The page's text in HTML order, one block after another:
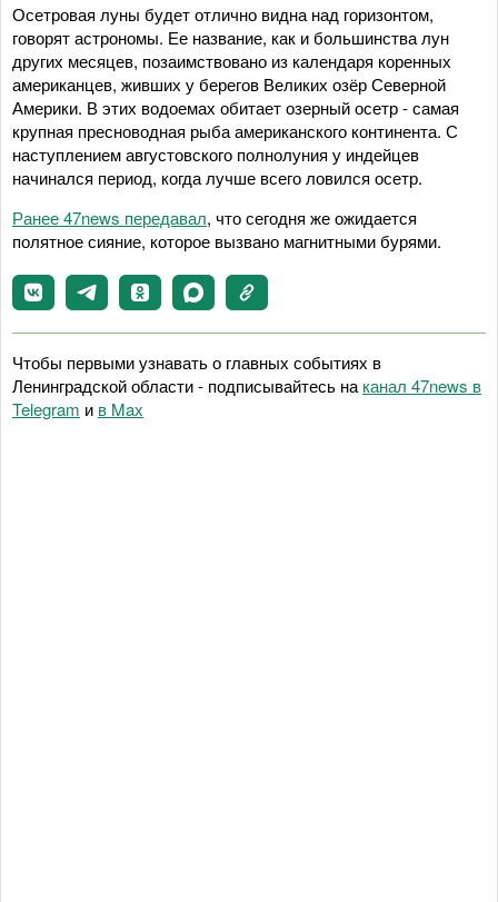
Осетровая луны будет отлично видна над горизонтом,
говорят астрономы. Ее название, как и большинства лун
других месяцев, позаимствовано из календаря коренных
американцев, живших у берегов Великих озёр Северной
Америки. В этих водоемах обитает озерный осетр - самая
крупная пресноводная рыба американского континента. С
наступлением августовского полнолуния у индейцев
начинался период, когда лучше всего ловился осетр.
Ранее 47news передавал, что сегодня же ожидается
полятное сияние, которое вызвано магнитными бурями.
Чтобы первыми узнавать о главных событиях в
Ленинградской области - подписывайтесь на канал 47news в
Telegram и в Maх